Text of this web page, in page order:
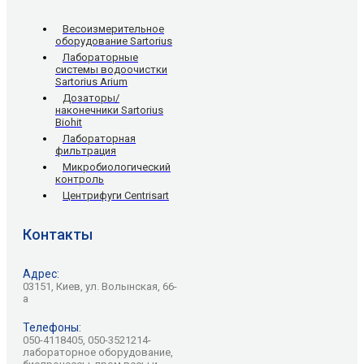
Весоизмерительное
оборудование Sartorius
Лабораторные
системы водоочистки
Sartorius Arium
Дозаторы/
наконечники Sartorius
Biohit
Лабораторная
фильтрация
Микробиологический
контроль
Центрифуги Centrisart
Контакты
Адрес:
03151, Киев, ул. Волынская, 66-
а
Телефоны:
050-4118405, 050-3521214-
лабораторное оборудование,